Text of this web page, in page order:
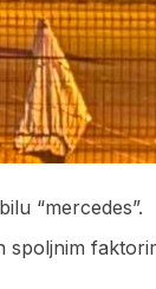
“mercedes”.